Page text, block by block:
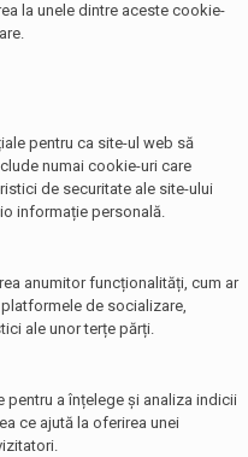
la unele dintre aceste cookie-
pentru ca site-ul web să
numai cookie-uri care
de securitate ale site-ului
informație personală.
anumitor funcționalități, cum ar
de socializare,
ale unor terțe părți.
a înțelege și analiza indicii
ce ajută la oferirea unei